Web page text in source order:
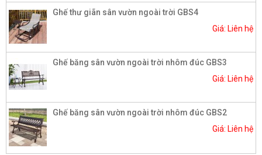
Ghế thư giãn sân vườn ngoài trời GBS4
Giá: Liên hệ
Ghế băng sân vườn ngoài trời nhôm đúc GBS3
Giá: Liên hệ
Ghế băng sân vườn ngoài trời nhôm đúc GBS2
Giá: Liên hệ